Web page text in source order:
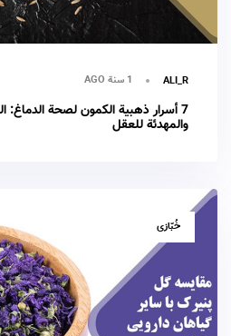
ALI_R 1 سنة AGO
7 أسرار ذهبية الكمون لصحة الدماغ:
والمهدئة للعقل
خُبّازی